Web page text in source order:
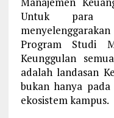
Untuk para
Program Studi
Keunggulan
adalah landasan
bukan hanya
ekosistem kampus.